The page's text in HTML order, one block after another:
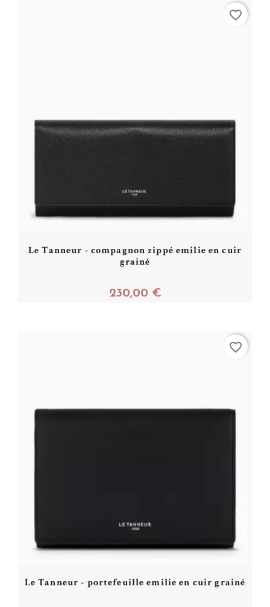
Le Tanneur - compagnon zippé emilie en cuir
grainé
230,00 €
favorite_border
Le Tanneur - portefeuille emilie en cuir grainé
favorite_border